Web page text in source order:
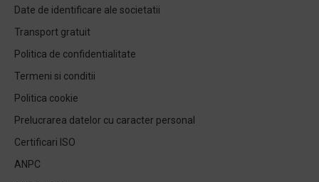
Date de identificare ale societatii
Transport gratuit
Politica de confidentialitate
Termeni si conditii
Politica cookie
Prelucrarea datelor cu caracter personal
Certificari ISO
ANPC